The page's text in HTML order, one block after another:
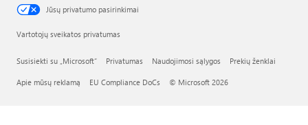
Jūsų privatumo pasirinkimai
Vartotojų sveikatos privatumas
Susisiekti su „Microsoft“ Privatumas Naudojimosi sąlygos Prekių ženklai
Apie mūsų reklamą EU Compliance DoCs © Microsoft 2026